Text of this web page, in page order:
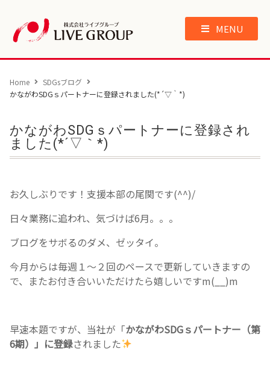
MENU
Home
SDGsブログ
かながわSDGｓパートナーに登録されました(*´▽｀*)
かながわSDGｓパートナーに登録され
ました(*´▽｀*)
お久しぶりです！支援本部の尾関です(^^)/
日々業務に追われ、気づけば6月。。。
ブログをサボるのダメ、ゼッタイ。
今月からは毎週１～２回のペースで更新していきますの
で、またお付き合いいただけたら嬉しいですm(__)m
早速本題ですが、当社が「かながわSDGｓパートナー（第
6期）」に登録されました